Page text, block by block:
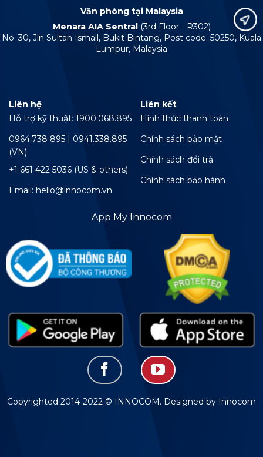
Văn phòng tại Malaysia
Menara AIA Sentral (3rd Floor - R302)
No. 30, Jln Sultan Ismail, Bukit Bintang, Post code: 50250, Kuala
Lumpur, Malaysia
Liên hệ
Hỗ trợ kỹ thuật: 1900.068.895
0964.738 895 | 0941.338.895
(VN)
+1 661 422 5036 (US & others)
Email: hello@innocom.vn
Liên kết
Hình thức thanh toán
Chính sách bảo mật
Chính sách đổi trả
Chính sách bảo hành
App My Innocom
Copyrighted 2014-2022 © INNOCOM. Designed by Innocom